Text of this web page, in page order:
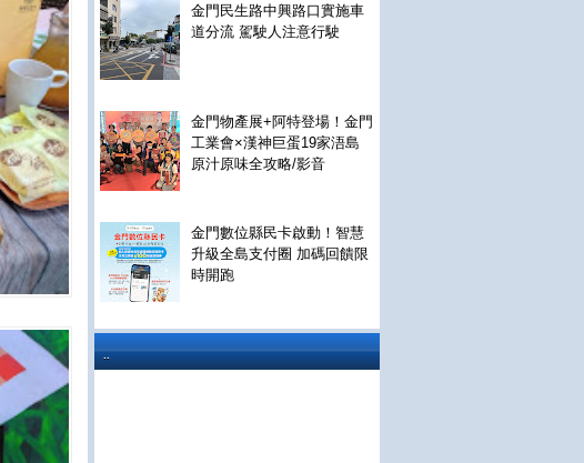
金門民生路中興路口實施車
道分流 駕駛人注意行駛
金門物產展+阿特登場！金門
工業會×漢神巨蛋19家浯島
原汁原味全攻略/影音
金門數位縣民卡啟動！智慧
升級全島支付圈 加碼回饋限
時開跑
..